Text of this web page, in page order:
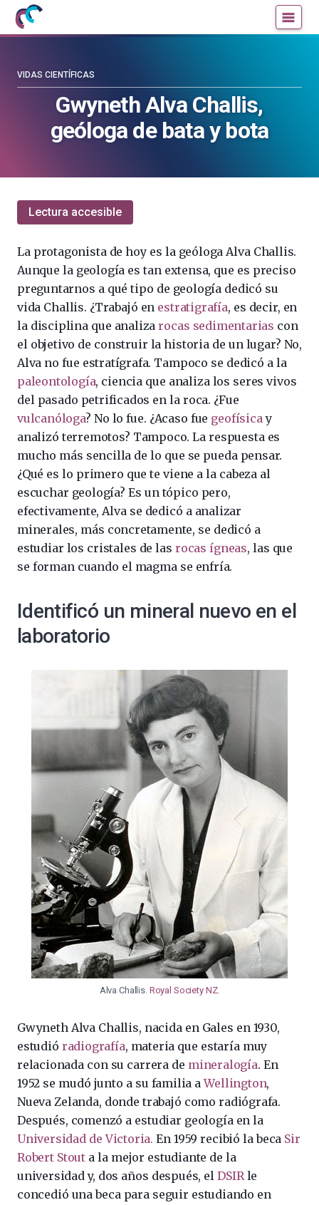
Mujeres
con
la
blog
la
Gwyneth Alva Challis,
geóloga de bata y bota
VIDAS CIENTÍFICAS
Lectura accesible
La protagonista de hoy es la geóloga Alva Challis.
Aunque la geología es tan extensa, que es preciso
preguntarnos a qué tipo de geología dedicó su
vida Challis. ¿Trabajó en estratigrafía, es decir, en
la disciplina que analizarocas sedimentarias con
el objetivo de construir la historia de un lugar? No,
Alva no fue estratígrafa. Tampoco se dedicó a la
paleontología, ciencia que analiza los seres vivos
del pasado petrificados en la roca. ¿Fue
vulcanóloga? No lo fue. ¿Acaso fue geofísicay
analizó terremotos? Tampoco. La respuesta es
mucho más sencilla de lo que se pueda pensar.
¿Qué es lo primero que te viene a la cabeza al
escuchar geología? Es un tópico pero,
efectivamente, Alva se dedicó a analizar
minerales, más concretamente, se dedicó a
estudiar los cristales de lasrocas ígneas, las que
se forman cuando el magma se enfría.
Identificó un mineral nuevo en el
laboratorio
Alva Challis. Royal Society NZ.
Gwyneth Alva Challis, nacida en Gales en 1930,
estudió radiografía, materia que estaría muy
relacionada con su carrera de mineralogía. En
1952 se mudó junto a su familia aWellington,
Nueva Zelanda, donde trabajó como radiógrafa.
Después, comenzó a estudiar geología en la
Universidad de Victoria. En 1959 recibió la beca Sir
Robert Stout a la mejor estudiante de la
universidad y, dos años después, elDSIRle
concedió una beca para seguir estudiando en